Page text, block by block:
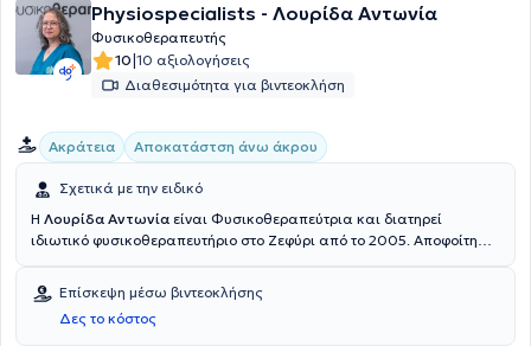
Physiospecialists - Λουρίδα Αντωνία
Φυσικοθεραπευτής
10|10 αξιολογήσεις
Διαθεσιμότητα για βιντεοκλήση
Ακράτεια Αποκατάστση άνω άκρου
Σχετικά με την ειδικό
Η Λουρίδα Αντωνία είναι Φυσικοθεραπεύτρια και διατηρεί
ιδιωτικό φυσικοθεραπευτήριο στο Ζεφύρι από το 2005. Αποφοίτησε
Έχει εξειδικευθεί σε θεραπείες ακράτειας και πυελικού πόνου,
καθώς και σε αποκατάσταση άνω άκρου (hand therapy)
μέλος του Πανελλήνιου Συλλόγου Φυσικοθεραπευτών και μέλος
Επίσκεψη μέσω βιντεοκλήσης
Δες το κόστος